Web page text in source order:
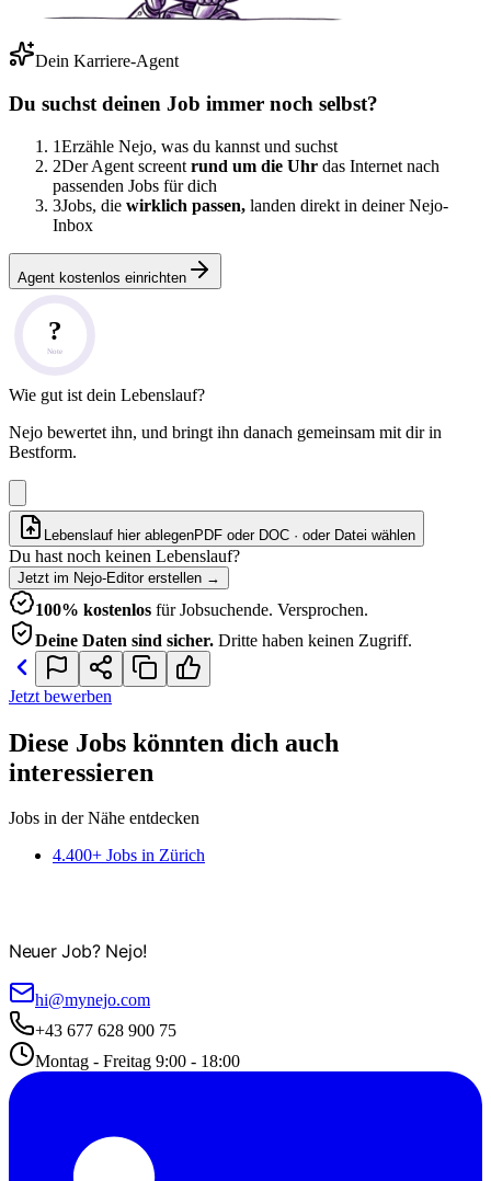
Dein Karriere-Agent
Du suchst deinen Job immer noch selbst?
1Erzähle Nejo, was du kannst und suchst
2Der Agent screent rund um die Uhr das Internet nach
passenden Jobs für dich
3Jobs, die wirklich passen, landen direkt in deiner Nejo-
Inbox
Agent kostenlos einrichten
?
Note
Wie gut ist dein Lebenslauf?
Nejo bewertet ihn, und bringt ihn danach gemeinsam mit dir in
Bestform.
Lebenslauf hier ablegenPDF oder DOC · oder Datei wählen
Du hast noch keinen Lebenslauf?
Jetzt im Nejo-Editor erstellen →
100% kostenlos für Jobsuchende. Versprochen.
Deine Daten sind sicher. Dritte haben keinen Zugriff.
Jetzt bewerben
Diese Jobs könnten dich auch
interessieren
Jobs in der Nähe entdecken
4.400+ Jobs in Zürich
Neuer Job? Nejo!
hi@mynejo.com
+43 677 628 900 75
Montag - Freitag 9:00 - 18:00